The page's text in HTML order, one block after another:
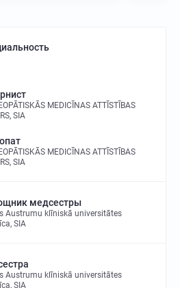
MEDICĪNAS ATTĪSTĪBAS
SIA
MEDICĪNAS ATTĪSTĪBAS
SIA
медсестры
Austrumu klīniskā universitātes
SIA
Austrumu klīniskā universitātes
SIA